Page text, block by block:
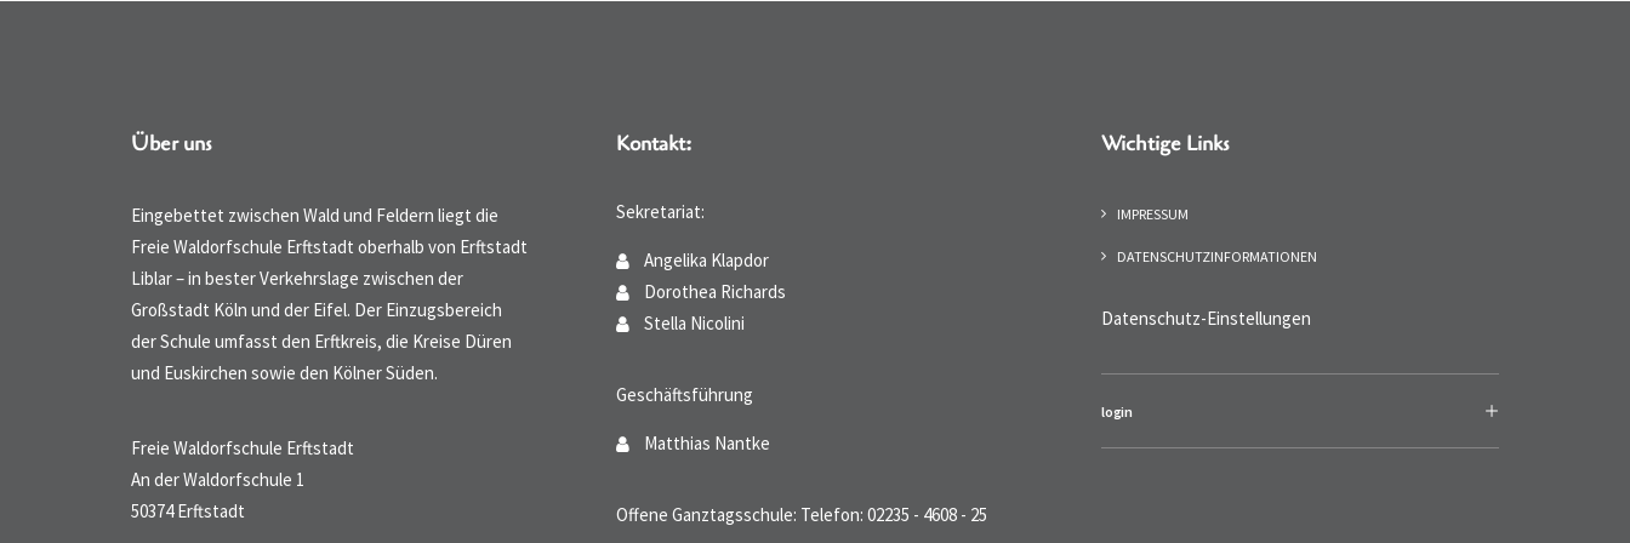
Über uns
Eingebettet zwischen Wald und Feldern liegt die
Freie Waldorfschule Erftstadt oberhalb von Erftstadt
Liblar – in bester Verkehrslage zwischen der
Großstadt Köln und der Eifel. Der Einzugsbereich
der Schule umfasst den Erftkreis, die Kreise Düren
und Euskirchen sowie den Kölner Süden.
Freie Waldorfschule Erftstadt
An der Waldorfschule 1
50374 Erftstadt
Kontakt:
Sekretariat:
Angelika Klapdor
Dorothea Richards
Stella Nicolini
Geschäftsführung
Matthias Nantke
Offene Ganztagsschule: Telefon: 02235 - 4608 - 25
Wichtige Links
IMPRESSUM
DATENSCHUTZINFORMATIONEN
Datenschutz-Einstellungen
login